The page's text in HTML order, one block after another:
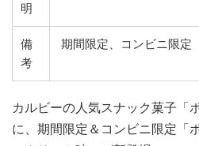
明
備
考
期間限定、コンビニ限定
カルビーの人気スナック菓子「
に、期間限定＆コンビニ限定「